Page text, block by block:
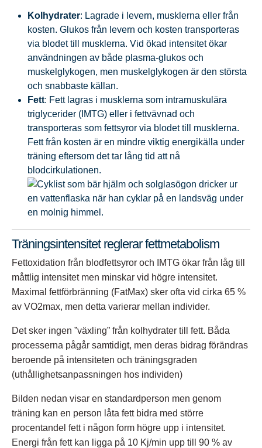
Kolhydrater: Lagrade i levern, musklerna eller från
kosten. Glukos från levern och kosten transporteras
via blodet till musklerna. Vid ökad intensitet ökar
användningen av både plasma-glukos och
muskelglykogen, men muskelglykogen är den största
och snabbaste källan.
Fett: Fett lagras i musklerna som intramuskulära
triglycerider (IMTG) eller i fettvävnad och
transporteras som fettsyror via blodet till musklerna.
Fett från kosten är en mindre viktig energikälla under
träning eftersom det tar lång tid att nå
blodcirkulationen.
Träningsintensitet reglerar fettmetabolism
Fettoxidation från blodfettsyror och IMTG ökar från låg till
måttlig intensitet men minskar vid högre intensitet.
Maximal fettförbränning (FatMax) sker ofta vid cirka 65 %
av VO2max, men detta varierar mellan individer.
Det sker ingen ”växling” från kolhydrater till fett. Båda
processerna pågår samtidigt, men deras bidrag förändras
beroende på intensiteten och träningsgraden
(uthållighetsanpassningen hos individen)
Bilden nedan visar en standardperson men genom
träning kan en person låta fett bidra med större
procentandel fett i någon form högre upp i intensitet.
Energi från fett kan ligga på 10 Kj/min upp till 90 % av